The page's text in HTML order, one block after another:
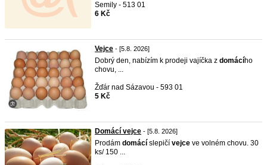
Semily - 513 01
6 Kč
Vejce - [5.8. 2026]
Dobrý den, nabízím k prodeji vajíčka z domácího
chovu, ...
Žďár nad Sázavou - 593 01
5 Kč
Domácí vejce - [5.8. 2026]
Prodám domácí slepičí vejce ve volném chovu. 30
ks/ 150 ...